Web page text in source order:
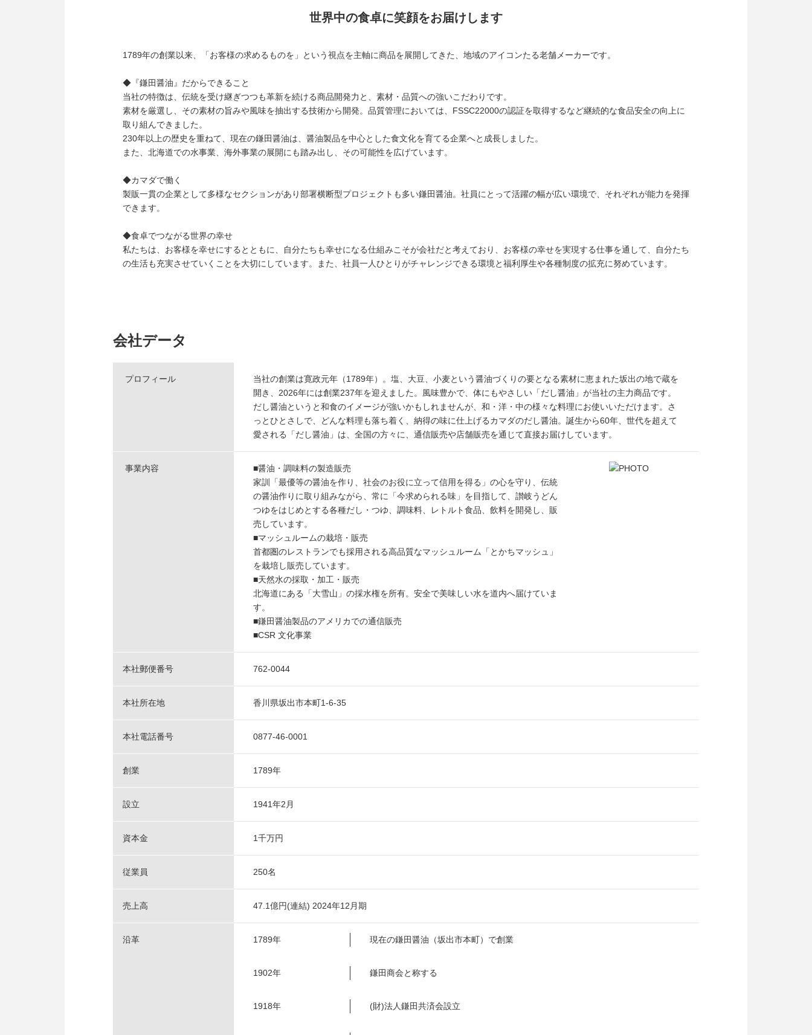
世界中の食卓に笑顔をお届けします
1789年の創業以来、「お客様の求めるものを」という視点を主軸に商品を展開してきた、地域のアイコンたる老舗メーカーです。
◆『鎌田醤油』だからできること
当社の特徴は、伝統を受け継ぎつつも革新を続ける商品開発力と、素材・品質への強いこだわりです。
素材を厳選し、その素材の旨みや風味を抽出する技術から開発。品質管理においては、FSSC22000の認証を取得するなど継続的な食品安全の向上に
取り組んできました。
230年以上の歴史を重ねて、現在の鎌田醤油は、醤油製品を中心とした食文化を育てる企業へと成長しました。
また、北海道での水事業、海外事業の展開にも踏み出し、その可能性を広げています。
◆カマダで働く
製販一貫の企業として多様なセクションがあり部署横断型プロジェクトも多い鎌田醤油。社員にとって活躍の幅が広い環境で、それぞれが能力を発揮
できます。
◆食卓でつながる世界の幸せ
私たちは、お客様を幸せにするとともに、自分たちも幸せになる仕組みこそが会社だと考えており、お客様の幸せを実現する仕事を通して、自分たち
の生活も充実させていくことを大切にしています。また、社員一人ひとりがチャレンジできる環境と福利厚生や各種制度の拡充に努めています。
会社データ
プロフィール
当社の創業は寛政元年（1789年）。塩、大豆、小麦という醤油づくりの要となる素材に恵まれた坂出の地で蔵を
開き、2026年には創業237年を迎えました。風味豊かで、体にもやさしい「だし醤油」が当社の主力商品です。
だし醤油というと和食のイメージが強いかもしれませんが、和・洋・中の様々な料理にお使いいただけます。さ
っとひとさしで、どんな料理も落ち着く、納得の味に仕上げるカマダのだし醤油。誕生から60年、世代を超えて
愛される「だし醤油」は、全国の方々に、通信販売や店舗販売を通じて直接お届けしています。
事業内容
■醤油・調味料の製造販売
家訓「最優等の醤油を作り、社会のお役に立って信用を得る」の心を守り、伝統
の醤油作りに取り組みながら、常に「今求められる味」を目指して、讃岐うどん
つゆをはじめとする各種だし・つゆ、調味料、レトルト食品、飲料を開発し、販
売しています。
■マッシュルームの栽培・販売
首都圏のレストランでも採用される高品質なマッシュルーム「とかちマッシュ」
を栽培し販売しています。
■天然水の採取・加工・販売
北海道にある「大雪山」の採水権を所有。安全で美味しい水を道内へ届けていま
す。
■鎌田醤油製品のアメリカでの通信販売
■CSR 文化事業
本社郵便番号 762-0044
本社所在地 香川県坂出市本町1-6-35
本社電話番号 0877-46-0001
創業 1789年
設立 1941年2月
資本金 1千万円
従業員 250名
売上高 47.1億円(連結) 2024年12月期
沿革 1789年 現在の鎌田醤油（坂出市本町）で創業
1902年 鎌田商会と称する
1918年 (財)法人鎌田共済会設立